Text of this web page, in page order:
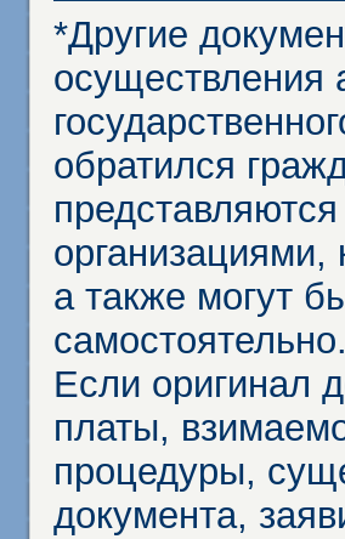
*Другие
осуществления
обратился
организациями,
а также могут
самостоятельно.
Если оригинал
платы,
процедуры,
документа,